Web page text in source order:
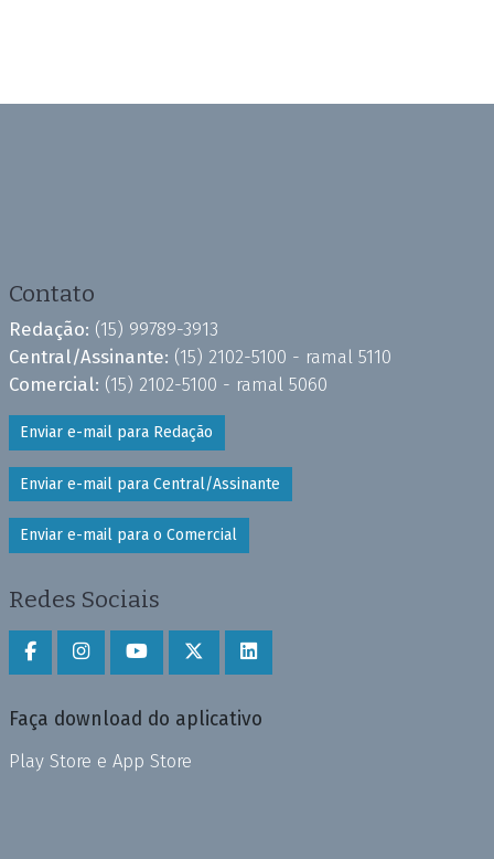
Contato
Redação: (15) 99789-3913
Central/Assinante: (15) 2102-5100 - ramal 5110
Comercial: (15) 2102-5100 - ramal 5060
Enviar e-mail para Redação
Enviar e-mail para Central/Assinante
Enviar e-mail para o Comercial
Redes Sociais
Faça download do aplicativo
Play Store e App Store